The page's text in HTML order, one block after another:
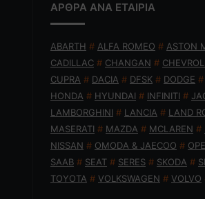
ΑΡΘΡΑ ΑΝΑ ΕΤΑΙΡΙΑ
ABARTH # ALFA ROMEO # ASTON
CADILLAC # CHANGAN #
CUPRA # DACIA # DFSK # DODGE #
HONDA # HYUNDAI # INFINITI #
LAMBORGHINI # LANCIA # LAND
MASERATI # MAZDA # MCLAREN #
NISSAN # OMODA & JAECOO #
SAAB # SEAT # SERES # SKODA #
TOYOTA # VOLKSWAGEN # VOLVO